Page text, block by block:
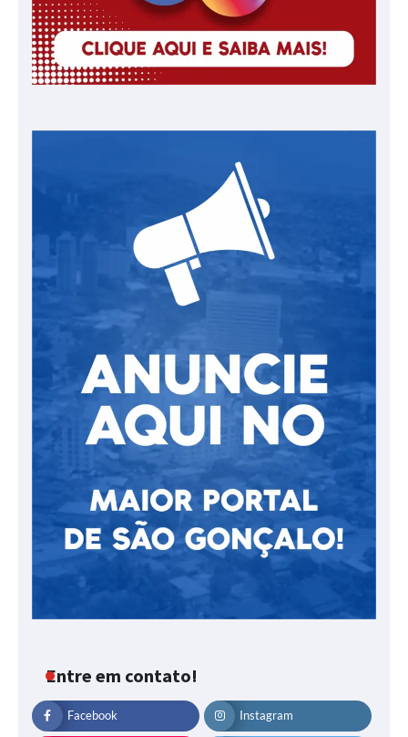
Entre em contato!
Facebook Instagram